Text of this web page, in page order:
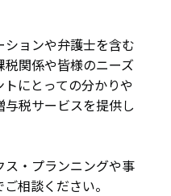
ョンや弁護士を含む
関係や皆様のニーズ
にとっての分かりや
税サービスを提供し
・プランニングや事
相談ください。